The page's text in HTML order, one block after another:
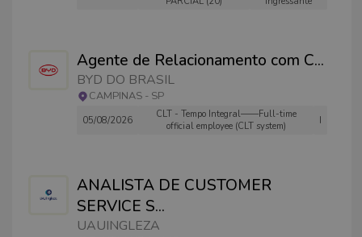
Agente de Relacionamento com C...
BYD DO BRASIL
CAMPINAS - SP
05/08/2026
CLT - Tempo Integral——Full-time
official employee (CLT system)
I
ANALISTA DE CUSTOMER
SERVICE S...
UAUINGLEZA